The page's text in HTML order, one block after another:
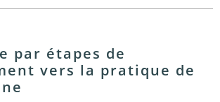
par étapes de
vers la pratique de